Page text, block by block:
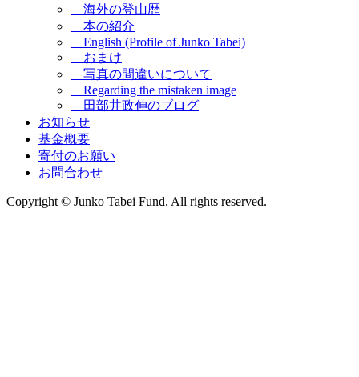
海外の登山歴
本の紹介
English (Profile of Junko Tabei)
おまけ
写真の間違いについて
Regarding the mistaken image
田部井政伸のブログ
お知らせ
基金概要
寄付のお願い
お問合わせ
Copyright © Junko Tabei Fund. All rights reserved.